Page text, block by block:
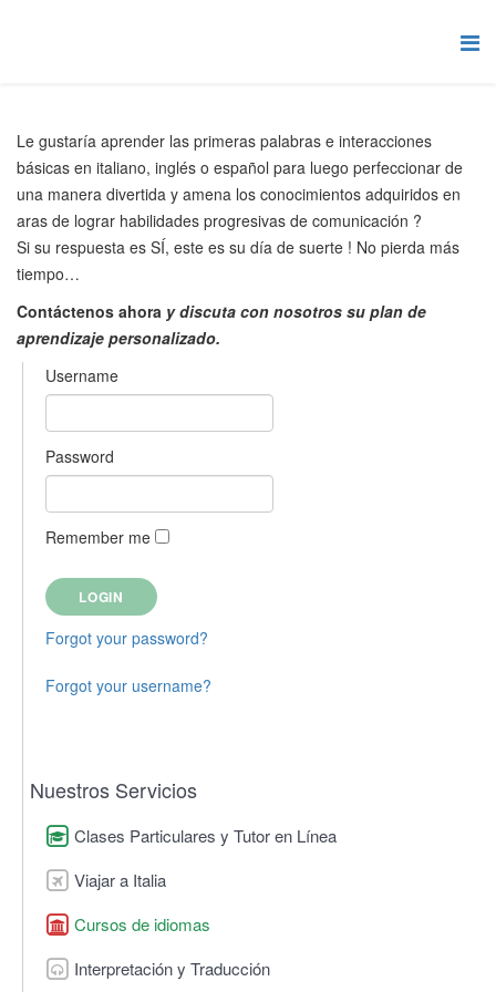
Le gustaría aprender las primeras palabras e interacciones
básicas en italiano, inglés o español para luego perfeccionar de
una manera divertida y amena los conocimientos adquiridos en
aras de lograr habilidades progresivas de comunicación ?
Si su respuesta es SÍ, este es su día de suerte ! No pierda más
tiempo…
Contáctenos ahora y discuta con nosotros su plan de
aprendizaje personalizado.
Username
Password
Remember me
Forgot your password?
Forgot your username?
Nuestros Servicios
Clases Particulares y Tutor en Línea
Viajar a Italia
Cursos de idiomas
Interpretación y Traducción